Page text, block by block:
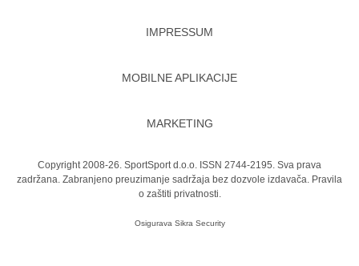
IMPRESSUM
MOBILNE APLIKACIJE
MARKETING
Copyright 2008-26. SportSport d.o.o. ISSN 2744-2195. Sva prava
zadržana. Zabranjeno preuzimanje sadržaja bez dozvole izdavača. Pravila
o zaštiti privatnosti.
Osigurava Sikra Security